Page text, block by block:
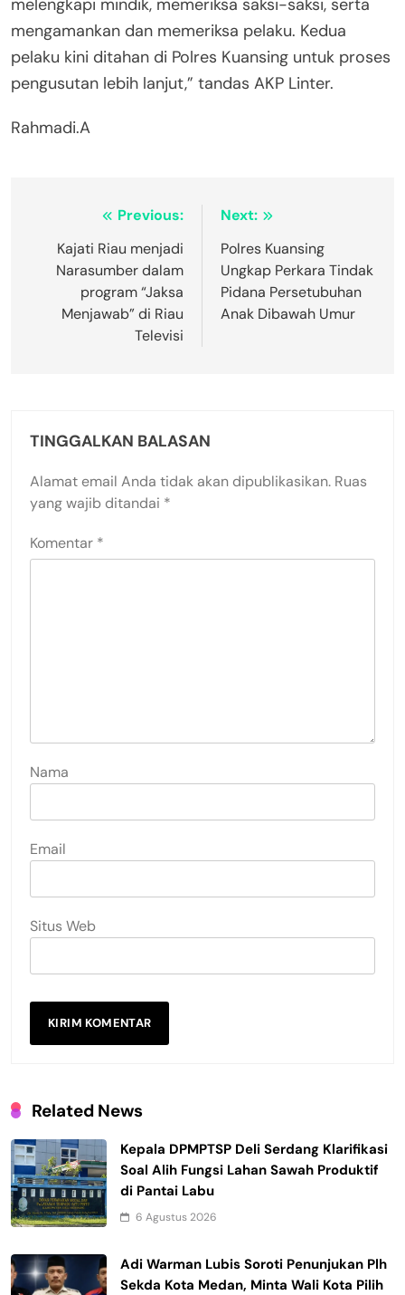
melengkapi mindik, memeriksa saksi-saksi, serta
mengamankan dan memeriksa pelaku. Kedua
pelaku kini ditahan di Polres Kuansing untuk proses
pengusutan lebih lanjut,” tandas AKP Linter.
Rahmadi.A
Navigasi
pos
Previous:
Kajati Riau menjadi
Narasumber dalam
program “Jaksa
Menjawab” di Riau
Televisi
Next:
Polres Kuansing
Ungkap Perkara Tindak
Pidana Persetubuhan
Anak Dibawah Umur
TINGGALKAN BALASAN
Alamat email Anda tidak akan dipublikasikan. Ruas
yang wajib ditandai *
Komentar *
Nama
Email
Situs Web
Related News
Kepala DPMPTSP Deli Serdang Klarifikasi
Soal Alih Fungsi Lahan Sawah Produktif
di Pantai Labu
6 Agustus 2026
Adi Warman Lubis Soroti Penunjukan Plh
Sekda Kota Medan, Minta Wali Kota Pilih